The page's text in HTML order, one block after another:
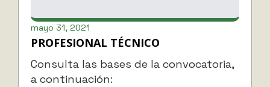
PROFESIONAL TÉCNICO
mayo 31, 2021
Consulta las bases de la convocatoria,
a continuación: